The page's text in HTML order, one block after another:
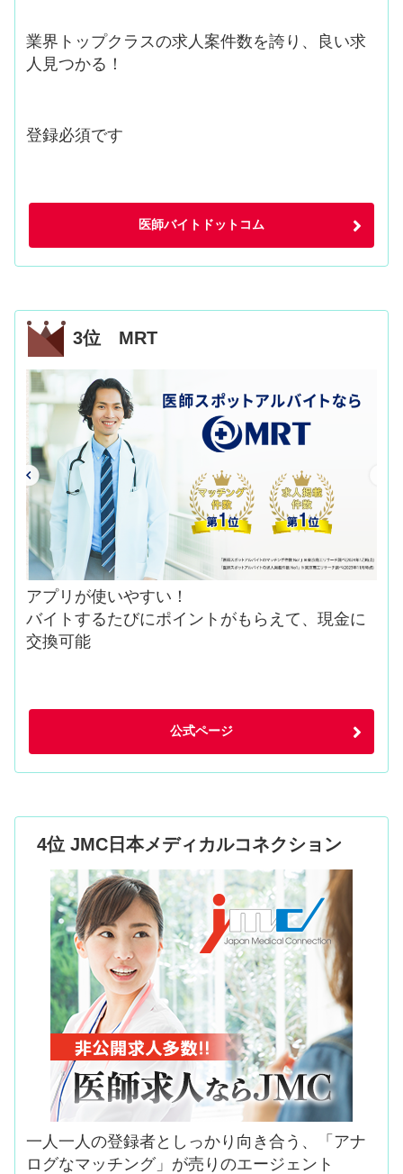
業界トップクラスの求人案件数を誇り、良い求
人見つかる！
登録必須です
医師バイトドットコム
3位 MRT
アプリが使いやすい！
バイトするたびにポイントがもらえて、現金に
交換可能
公式ページ
4位 JMC日本メディカルコネクション
一人一人の登録者としっかり向き合う、「アナ
ログなマッチング」が売りのエージェント